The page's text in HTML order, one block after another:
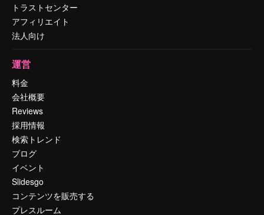
トラストセンター
アフィリエイト
法人向け
運営
料金
会社概要
Reviews
採用情報
検索トレンド
ブログ
イベント
Slidesgo
コンテンツを販売する
プレスルーム